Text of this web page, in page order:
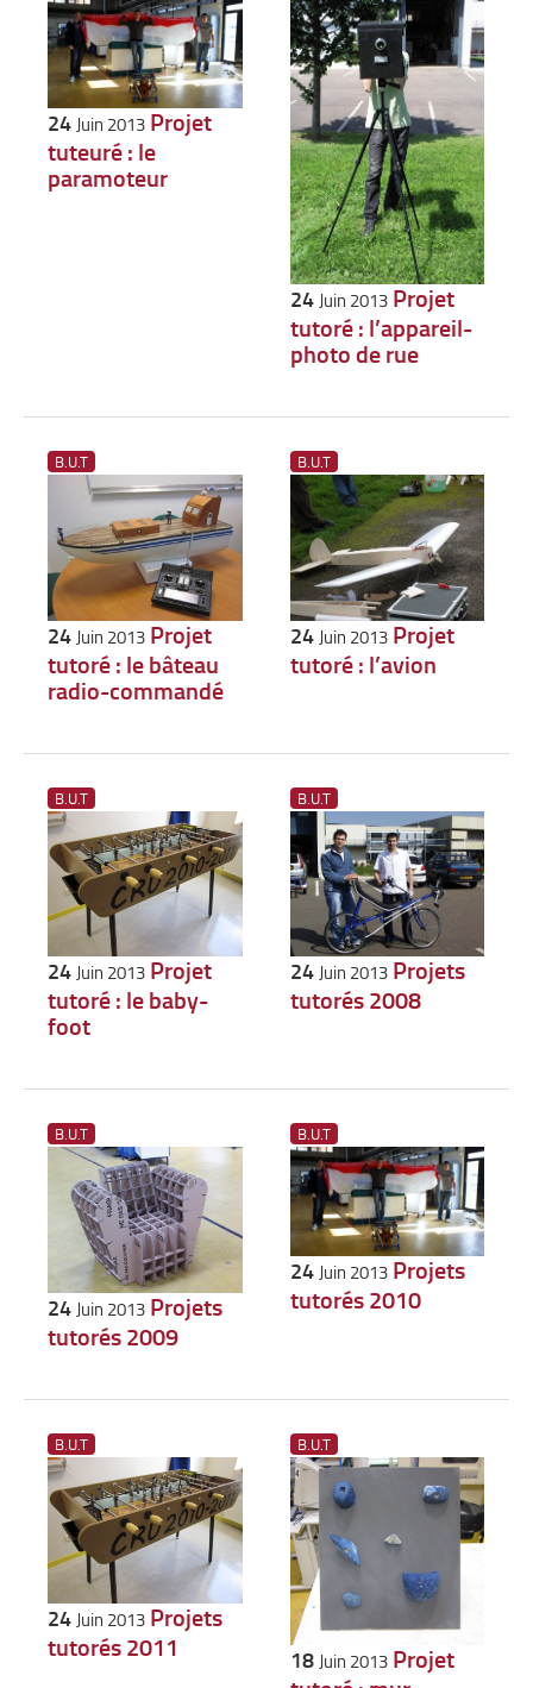
24 Juin 2013 Projet
tuteuré : le
paramoteur
24 Juin 2013 Projet
tutoré : l’appareil-
photo de rue
B.U.T
24 Juin 2013 Projet
tutoré : le bâteau
radio-commandé
B.U.T
24 Juin 2013 Projet
tutoré : l’avion
B.U.T
24Juin 2013 Projet
tutoré : le baby-
foot
B.U.T
24Juin 2013 Projets
tutorés 2008
B.U.T
24 Juin 2013 Projets
tutorés 2009
B.U.T
24Juin 2013 Projets
tutorés 2010
B.U.T
24 Juin 2013 Projets
tutorés 2011
B.U.T
18 Juin 2013 Projet